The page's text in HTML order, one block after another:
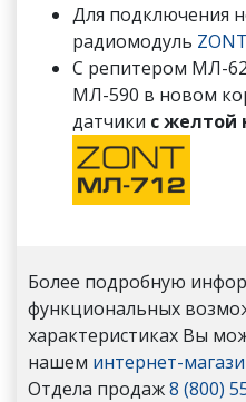
Для подключения
радиомодуль
С репитером МЛ-
МЛ-590 в новом
датчики с желтой
Более подробную
функциональных
характеристиках Вы
нашем интернет-
Отдела продаж8 (800)